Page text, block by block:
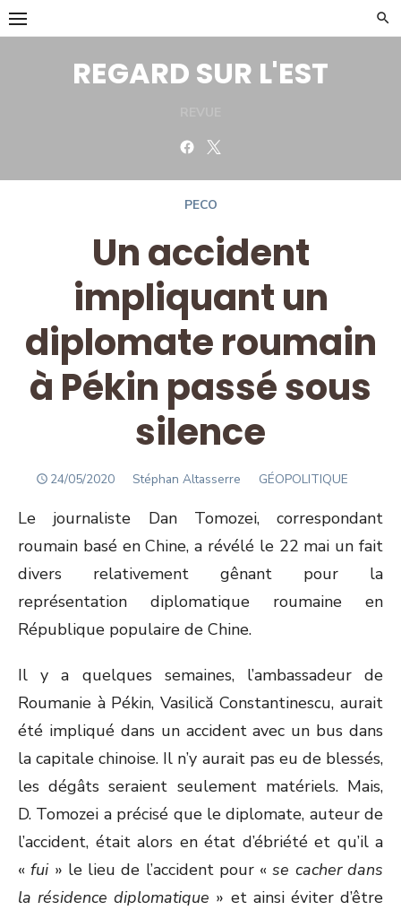
Skip
to
REGARD SUR L'EST
Facebook
PECO
Un accident
impliquant un
diplomate roumain
à Pékin passé sous
silence
POSTED
24/05/2020 Author
Stéphan Altasserre GÉOPOLITIQUE
Le journaliste Dan Tomozei, correspondant
roumain basé en Chine, a révélé le 22 mai un fait
divers relativement gênant pour la
représentation diplomatique roumaine en
République populaire de Chine.
Il y a quelques semaines, l’ambassadeur de
Roumanie à Pékin, Vasilică Constantinescu, aurait
été impliqué dans un accident avec un bus dans
la capitale chinoise. Il n’y aurait pas eu de blessés,
les dégâts seraient seulement matériels. Mais,
D. Tomozei a précisé que le diplomate, auteur de
l’accident, était alors en état d’ébriété et qu’il a
«fui» le lieu de l’accident pour «se cacher dans
la résidence diplomatique » et ainsi éviter d’être